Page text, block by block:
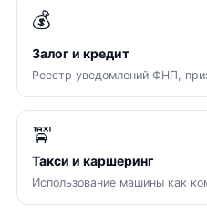
💰
Залог и кредит
Реестр уведомлений ФНП,
🚖
Такси и каршеринг
Использование машины как